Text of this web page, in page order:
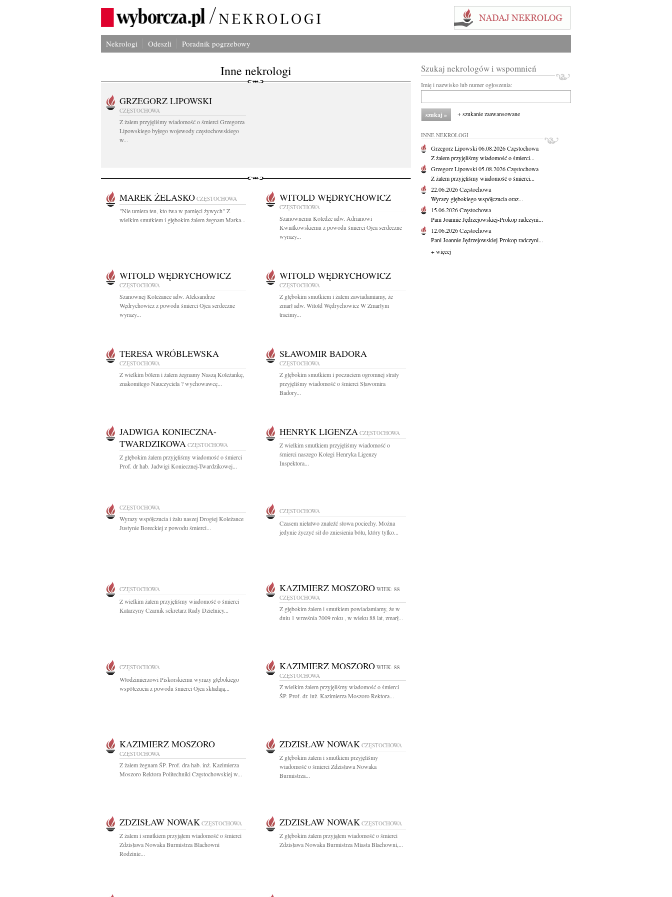
Nekrologi Odeszli Poradnik pogrzebowy
Inne nekrologi
GRZEGORZ LIPOWSKI
CZĘSTOCHOWA
Z żalem przyjęliśmy wiadomość o śmierci Grzegorza
Lipowskiego byłego wojewody częstochowskiego
w...
MAREK ŻELASKO CZĘSTOCHOWA
"Nie umiera ten, kto twa w pamięci żywych" Z
wielkim smutkiem i głębokim żalem żegnam Marka...
WITOLD WĘDRYCHOWICZ
CZĘSTOCHOWA
Szanownemu Koledze adw. Adrianowi
Kwiatkowskiemu z powodu śmierci Ojca serdeczne
wyrazy...
WITOLD WĘDRYCHOWICZ
CZĘSTOCHOWA
Szanownej Koleżance adw. Aleksandrze
Wędrychowicz z powodu śmierci Ojca serdeczne
wyrazy...
WITOLD WĘDRYCHOWICZ
CZĘSTOCHOWA
Z głębokim smutkiem i żalem zawiadamiamy, że
zmarł adw. Witold Wędrychowicz W Zmarłym
tracimy...
TERESA WRÓBLEWSKA
CZĘSTOCHOWA
Z wielkim bólem i żalem żegnamy Naszą Koleżankę,
znakomitego Nauczyciela ? wychowawcę...
SŁAWOMIR BADORA
CZĘSTOCHOWA
Z głębokim smutkiem i poczuciem ogromnej straty
przyjęliśmy wiadomość o śmierci Sławomira
Badory...
JADWIGA KONIECZNA-
TWARDZIKOWA CZĘSTOCHOWA
Z głębokim żalem przyjęliśmy wiadomość o śmierci
Prof. dr hab. Jadwigi Koniecznej-Twardzikowej...
HENRYK LIGENZA CZĘSTOCHOWA
Z wielkim smutkiem przyjęliśmy wiadomość o
śmierci naszego Kolegi Henryka Ligenzy
Inspektora...
CZĘSTOCHOWA
Wyrazy współczucia i żalu naszej Drogiej Koleżance
Justynie Boreckiej z powodu śmierci...
CZĘSTOCHOWA
Czasem niełatwo znaleźć słowa pociechy. Można
jedynie życzyć sił do zniesienia bólu, który tylko...
CZĘSTOCHOWA
Z wielkim żalem przyjęliśmy wiadomość o śmierci
Katarzyny Czarnik sekretarz Rady Dzielnicy...
KAZIMIERZ MOSZORO WIEK: 88
CZĘSTOCHOWA
Z głębokim żalem i smutkiem powiadamiamy, że w
dniu 1 września 2009 roku , w wieku 88 lat, zmarł...
CZĘSTOCHOWA
Włodzimierzowi Piskorskiemu wyrazy głębokiego
współczucia z powodu śmierci Ojca składają...
KAZIMIERZ MOSZORO WIEK: 88
CZĘSTOCHOWA
Z wielkim żalem przyjęliśmy wiadomość o śmierci
ŚP. Prof. dr. inż. Kazimierza Moszoro Rektora...
KAZIMIERZ MOSZORO
CZĘSTOCHOWA
Z żalem żegnam ŚP. Prof. dra hab. inż. Kazimierza
Moszoro Rektora Politechniki Częstochowskiej w...
ZDZISŁAW NOWAK CZĘSTOCHOWA
Z głębokim żalem i smutkiem przyjęliśmy
wiadomość o śmierci Zdzisława Nowaka
Burmistrza...
ZDZISŁAW NOWAK CZĘSTOCHOWA
Z żalem i smutkiem przyjąłem wiadomość o śmierci
Zdzisława Nowaka Burmistrza Blachowni
Rodzinie...
ZDZISŁAW NOWAK CZĘSTOCHOWA
Z głębokim żalem przyjąłem wiadomość o śmierci
Zdzisława Nowaka Burmistrza Miasta Blachowni,...
Szukaj nekrologów i wspomnień
Imię i nazwisko lub numer ogłoszenia:
+ szukanie zaawansowane
INNE NEKROLOGI
Grzegorz Lipowski06.08.2026Częstochowa
Z żalem przyjęliśmy wiadomość o śmierci...
Grzegorz Lipowski05.08.2026Częstochowa
Z żalem przyjęliśmy wiadomość o śmierci...
22.06.2026Częstochowa
Wyrazy głębokiego współczucia oraz...
15.06.2026Częstochowa
Pani Joannie Jędrzejowskiej-Prokop radczyni...
12.06.2026Częstochowa
Pani Joannie Jędrzejowskiej-Prokop radczyni...
+ więcej